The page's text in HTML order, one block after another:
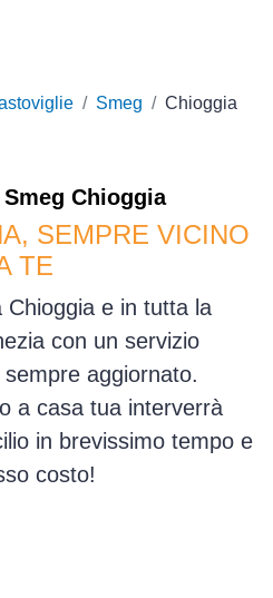
Smeg Chioggia
Smeg Chioggia
SEMPRE VICINO
TE
Chioggia e in tutta la
con un servizio
aggiornato.
a casa tua interverrà
in brevissimo tempo e
costo!